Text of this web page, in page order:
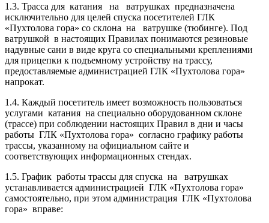
1.3. Трасса для катания на ватрушках предназначена
исключительно для целей спуска посетителей ГЛК
«Пухтолова гора» со склона на ватрушке (тюбинге). Под
ватрушкой в настоящих Правилах понимаются резиновые
надувные сани в виде круга со специальными креплениями
для прицепки к подъемному устройству на трассу,
предоставляемые администрацией ГЛК «Пухтолова гора»
напрокат.
1.4. Каждый посетитель имеет возможность пользоваться
услугами катания на специально оборудованном склоне
(трассе) при соблюдении настоящих Правил в дни и часы
работы ГЛК «Пухтолова гора» согласно графику работы
трассы, указанному на официальном сайте и
соответствующих информационных стендах.
1.5. График работы трассы для спуска на ватрушках
устанавливается администрацией ГЛК «Пухтолова гора»
самостоятельно, при этом администрация ГЛК «Пухтолова
гора» вправе: